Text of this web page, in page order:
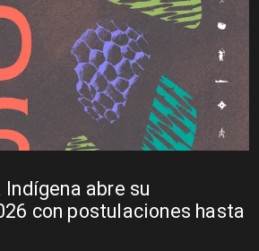
abre su
con postulaciones hasta